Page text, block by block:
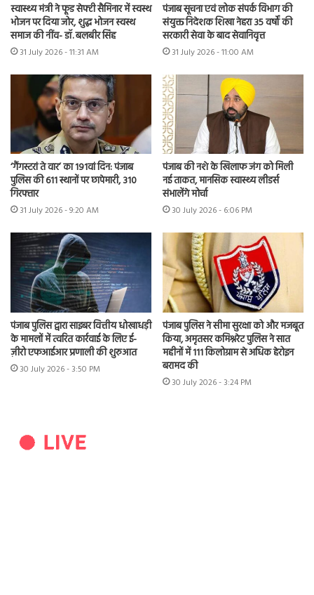
स्वास्थ्य मंत्री ने फूड सेफ्टी सैमिनार में स्वस्थ
भोजन पर दिया जोर, शुद्ध भोजन स्वस्थ
समाज की नींव- डॉ. बलबीर सिंह
31 July 2026 - 11:31 AM
पंजाब सूचना एवं लोक संपर्क विभाग की
संयुक्त निदेशक शिखा नेहरा 35 वर्षों की
सरकारी सेवा के बाद सेवानिवृत्त
31 July 2026 - 11:00 AM
‘गैंगस्टरां ते वार’ का 191वां दिन: पंजाब
पुलिस की 611 स्थानों पर छापेमारी, 310
गिरफ्तार
31 July 2026 - 9:20 AM
पंजाब की नशे के खिलाफ जंग को मिली
नई ताकत, मानसिक स्वास्थ्य लीडर्स
संभालेंगे मोर्चा
30 July 2026 - 6:06 PM
पंजाब पुलिस द्वारा साइबर वित्तीय धोखाधड़ी
के मामलों में त्वरित कार्रवाई के लिए ई-
ज़ीरो एफआईआर प्रणाली की शुरुआत
30 July 2026 - 3:50 PM
पंजाब पुलिस ने सीमा सुरक्षा को और मजबूत
किया, अमृतसर कमिश्नरेट पुलिस ने सात
महीनों में 111 किलोग्राम से अधिक हेरोइन
बरामद की
30 July 2026 - 3:24 PM